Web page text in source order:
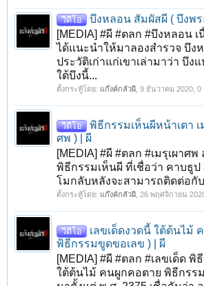
วีดีโอ
บึงหลอน สัมผัสผี ( บึงพร
[MEDIA] #ผี #ตลก #บึงหลอน เ
ได้แนะนำให้มาลองสำรวจ บึง
ประวัติเก่าแก่เขาเล่ามาว่า บึ
ใต้บึงนี้...
ตั้งกระทู้โดย: แก๊งค์กลัวผี 9 ธันวาคม 2020 ,
วีดีโอ
พิธีกรรมเห็นผีหน้าเตา เ
ศพ ) | ผี
[MEDIA] #ผี #ตลก #เมรุเผาศ
พิธีกรรมเห็นผี ที่เชื่อว่า คาบธู
โมกลับหลังจะสามารถติดต่อกั
ตั้งกระทู้โดย: แก๊งค์กลัวผี 26 พฤศจิกายน
วีดีโอ
เลขเด็ดงวดนี้ ใต้ต้นไม้
พิธีกรรมขูดขอเลข ) | ผี
[MEDIA] #ผี #ตลก #เลขเด็ด
ใต้ต้นไม้ คนผูกคอตาย พิธีกรร